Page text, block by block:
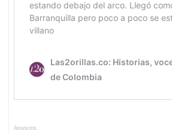
Anuncios.